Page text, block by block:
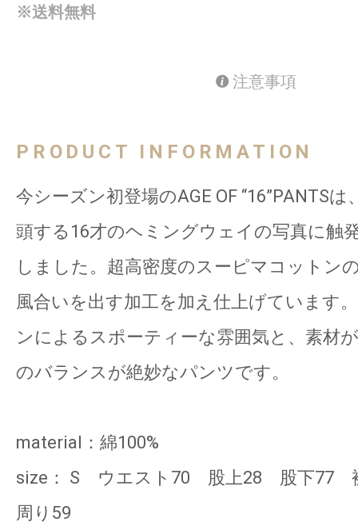
※送料無料
注意事項
PRODUCT INFORMATION
今シーズン初登場のAGE OF “16”PANTS
頭する16才のヘミングウェイの写真に触
しました。超高密度のスーピマコットン
風合いを出す加工を加え仕上げています
ンによるスポーティーな雰囲気と、素材
のバランスが絶妙なパンツです。
material：綿100%
size： S ウエスト70 股上28 股下77
周り59